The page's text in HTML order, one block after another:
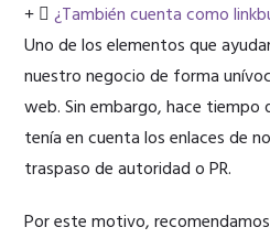
¿También cuenta como
Uno de los elementos que
nuestro negocio de forma
web. Sin embargo, hace tiempo
tenía en cuenta los enlaces de
traspaso de autoridad o PR.
Por este motivo,